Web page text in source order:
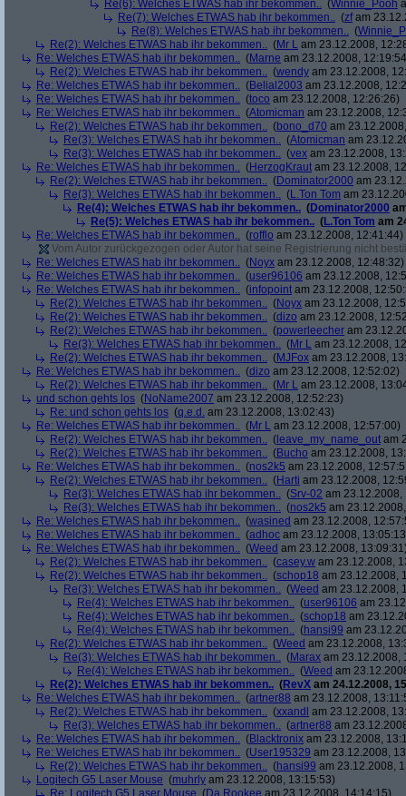
Re(6): Welches ETWAS hab ihr bekommen.. (Winnie_Pooh
Re(7): Welches ETWAS hab ihr bekommen.. (zfam
Re(8): Welches ETWAS hab ihr bekommen.. (
Re(2): Welches ETWAS hab ihr bekommen.. (Mr L am 23.12.2008,
Re: Welches ETWAS hab ihr bekommen.. (Marne am 23.12.2008,
Re(2): Welches ETWAS hab ihr bekommen.. (wendy am 23.12.2008,
Re: Welches ETWAS hab ihr bekommen.. (Belial2003 am 23.12.2008,
Re: Welches ETWAS hab ihr bekommen.. (toco am 23.12.2008, 12:26:26)
Re: Welches ETWAS hab ihr bekommen.. (Atomicman am 23.12.2008,
Re(2): Welches ETWAS hab ihr bekommen.. (bono_d70 am
Re(3): Welches ETWAS hab ihr bekommen.. (Atomicman am
Re(3): Welches ETWAS hab ihr bekommen.. (vex am 23.12.2008,
Re: Welches ETWAS hab ihr bekommen.. (HerzogKraut am 23.12.2008,
Re(2): Welches ETWAS hab ihr bekommen.. (Dominator2000 am
Re(3): Welches ETWAS hab ihr bekommen.. (L.Ton Tom am
Re(4): Welches ETWAS hab ihr bekommen.. (Dominator2000
Re(5): Welches ETWAS hab ihr bekommen.. (L.Ton Tom am
Re: Welches ETWAS hab ihr bekommen.. (rofflo am 23.12.2008, 12:41:44)
Vom Autor zurückgezogen oder Autor hat seine Registrierung nicht
Re: Welches ETWAS hab ihr bekommen.. (Noyx am 23.12.2008, 12:48:32)
Re: Welches ETWAS hab ihr bekommen.. (user96106 am 23.12.2008,
Re: Welches ETWAS hab ihr bekommen.. (infopoint am 23.12.2008,
Re(2): Welches ETWAS hab ihr bekommen.. (Noyx am 23.12.2008,
Re(2): Welches ETWAS hab ihr bekommen.. (dizo am 23.12.2008,
Re(2): Welches ETWAS hab ihr bekommen.. (powerleecher am
Re(3): Welches ETWAS hab ihr bekommen.. (Mr L am 23.12.2008,
Re(2): Welches ETWAS hab ihr bekommen.. (MJFox am 23.12.2008,
Re: Welches ETWAS hab ihr bekommen.. (dizo am 23.12.2008, 12:52:02)
Re(2): Welches ETWAS hab ihr bekommen.. (Mr L am 23.12.2008,
und schon gehts los (NoName2007 am 23.12.2008, 12:52:23)
Re: und schon gehts los (q.e.d. am 23.12.2008, 13:02:43)
Re: Welches ETWAS hab ihr bekommen.. (Mr L am 23.12.2008, 12:57:00)
Re(2): Welches ETWAS hab ihr bekommen.. ( leave_my_name_out am
Re(2): Welches ETWAS hab ihr bekommen.. (Bucho am 23.12.2008,
Re: Welches ETWAS hab ihr bekommen.. (nos2k5 am 23.12.2008,
Re(2): Welches ETWAS hab ihr bekommen.. (Harti am 23.12.2008,
Re(3): Welches ETWAS hab ihr bekommen.. (Srv-02 am 23.12.2008,
Re(3): Welches ETWAS hab ihr bekommen.. (nos2k5 am
Re: Welches ETWAS hab ihr bekommen.. (wasined am 23.12.2008,
Re: Welches ETWAS hab ihr bekommen.. (adhoc am 23.12.2008,
Re: Welches ETWAS hab ihr bekommen.. (Weed am 23.12.2008,
Re(2): Welches ETWAS hab ihr bekommen.. (casey.w am 23.12.2008,
Re(2): Welches ETWAS hab ihr bekommen.. (schop18 am 23.12.2008,
Re(3): Welches ETWAS hab ihr bekommen.. (Weed am 23.12.2008,
Re(4): Welches ETWAS hab ihr bekommen.. (user96106 am
Re(4): Welches ETWAS hab ihr bekommen.. (schop18 am
Re(4): Welches ETWAS hab ihr bekommen.. (hansi99 am
Re(2): Welches ETWAS hab ihr bekommen.. (Weed am 23.12.2008,
Re(3): Welches ETWAS hab ihr bekommen.. (Marax am 23.12.2008,
Re(4): Welches ETWAS hab ihr bekommen.. (Weed am
Re(2): Welches ETWAS hab ihr bekommen.. (RevX am 24.12.2008,
Re: Welches ETWAS hab ihr bekommen.. (artner88 am 23.12.2008,
Re(2): Welches ETWAS hab ihr bekommen.. (xxandl am 23.12.2008,
Re(3): Welches ETWAS hab ihr bekommen.. (artner88 am
Re: Welches ETWAS hab ihr bekommen.. (Blacktronix am 23.12.2008,
Re: Welches ETWAS hab ihr bekommen.. (User195329 am 23.12.2008,
Re(2): Welches ETWAS hab ihr bekommen.. (hansi99 am 23.12.2008,
Logitech G5 Laser Mouse (muhrly am 23.12.2008, 13:15:53)
Re: Logitech G5 Laser Mouse (Da Rookee am 23.12.2008, 14:14:15)